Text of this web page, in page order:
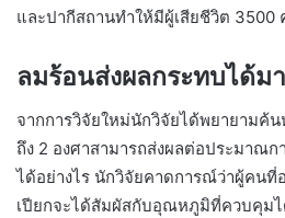
และปากีสถานทำให้มีผู้เสียชีวิต 3500
ลมร้อนส่งผลกระทบได้ม
จากการวิจัยใหม่นักวิจัยได้พยายามค้
ถึง 2 องศาสามารถส่งผลต่อประมาณก
ได้อย่างไร นักวิจัยคาดการณ์ว่าผู้คนที่
เปียกจะได้สัมผัสกับอุณหภูมิที่ควบคุม